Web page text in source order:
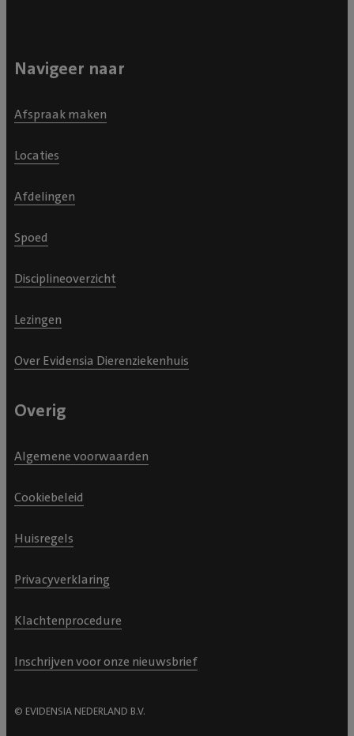
mochten zelfs achter even kijken hoe het moest. We
kat omging: hij had echt wat harten gestolen. Thuis
Inmiddels is hij gecheckt door onze eigen dierenarts en
nog herstellende, zonder sonde en weer heerlijk in zijn
zorgen, we zijn jullie heel erg dankbaar!
Navigeer naar
Afspraak maken
Locaties
Afdelingen
Spoed
Disciplineoverzicht
Lezingen
Over Evidensia Dierenziekenhuis
Overig
Algemene voorwaarden
Cookiebeleid
Huisregels
Privacyverklaring
Klachtenprocedure
Inschrijven voor onze nieuwsbrief
© EVIDENSIA NEDERLAND B.V.